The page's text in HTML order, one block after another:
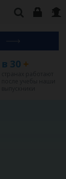
в 30+